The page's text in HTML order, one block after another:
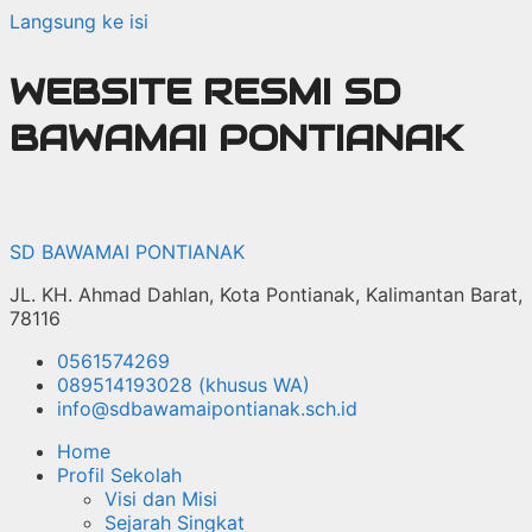
Langsung ke isi
WEBSITE RESMI SD
BAWAMAI PONTIANAK
SD BAWAMAI PONTIANAK
JL. KH. Ahmad Dahlan, Kota Pontianak, Kalimantan Barat,
78116
0561574269
089514193028 (khusus WA)
info@sdbawamaipontianak.sch.id
Home
Profil Sekolah
Visi dan Misi
Sejarah Singkat